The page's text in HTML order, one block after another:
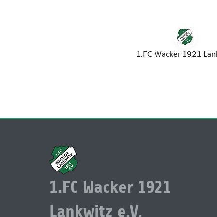
1.FC Wacker 1921
Lankwitz e.V.